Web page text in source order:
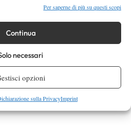
Per saperne di più su questi scopi
Continua
necessari
opzioni
sulla PrivacyImprint
Instagram
Youtube